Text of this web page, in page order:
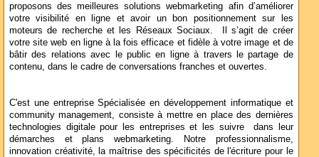
proposons des meilleures solutions webmarketing afin d’améliorer
votre visibilité en ligne et avoir un bon positionnement sur les
moteurs de recherche et les Réseaux Sociaux. Il s’agit de créer
votre site web en ligne à la fois efficace et fidèle à votre image et de
bâtir des relations avec le public en ligne à travers le partage de
contenu, dans le cadre de conversations franches et ouvertes.
C'est une entreprise Spécialisée en développement informatique et
community management, consiste à mettre en place des dernières
technologies digitale pour les entreprises et les suivre dans leur
démarches et plans webmarketing. Notre professionnalisme,
innovation créativité, la maîtrise des spécificités de l'écriture pour le